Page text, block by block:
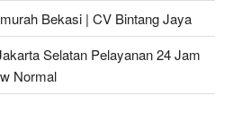
Bekasi | CV Bintang Jaya
Selatan Pelayanan 24 Jam
Normal